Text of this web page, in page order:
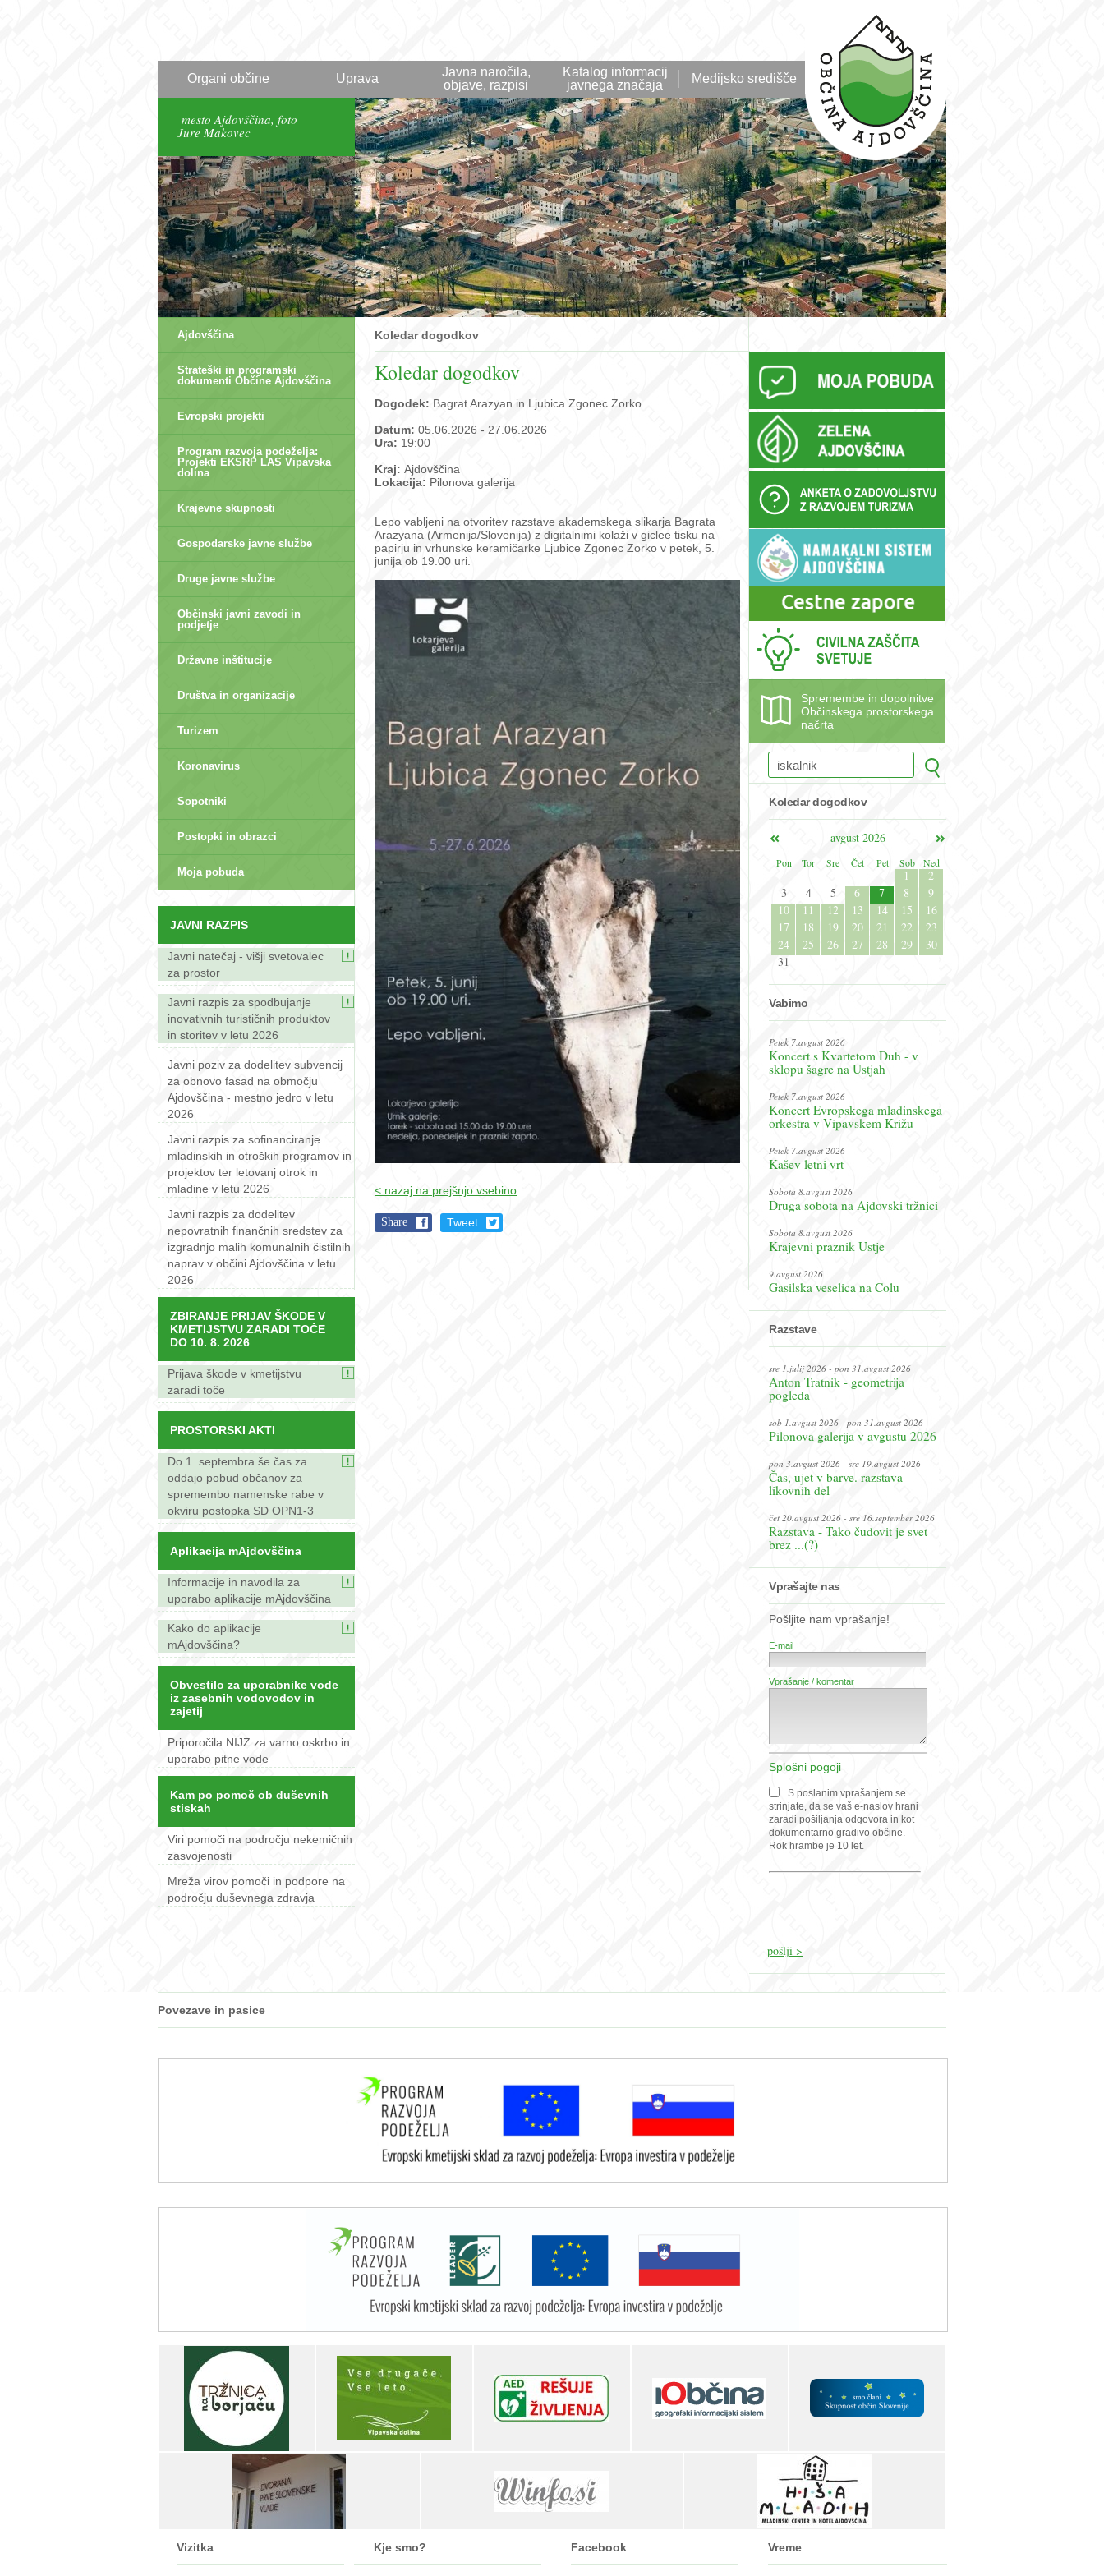
Organi občine Uprava
Javna naročila,
objave, razpisi
Katalog informacij
javnega značaja
Medijsko središče
mesto Ajdovščina, foto
Jure Makovec
Ajdovščina
Strateški in programski
dokumenti Občine Ajdovščina
Evropski projekti
Program razvoja podeželja:
Projekti EKSRP LAS Vipavska
dolina
Krajevne skupnosti
Gospodarske javne službe
Druge javne službe
Občinski javni zavodi in
podjetje
Državne inštitucije
Društva in organizacije
Turizem
Koronavirus
Sopotniki
Postopki in obrazci
Moja pobuda
JAVNI RAZPIS
Javni natečaj - višji svetovalec
za prostor
Javni razpis za spodbujanje
inovativnih turističnih produktov
in storitev v letu 2026
Javni poziv za dodelitev subvencij
za obnovo fasad na območju
Ajdovščina - mestno jedro v letu
2026
Javni razpis za sofinanciranje
mladinskih in otroških programov in
projektov ter letovanj otrok in
mladine v letu 2026
Javni razpis za dodelitev
nepovratnih finančnih sredstev za
izgradnjo malih komunalnih čistilnih
naprav v občini Ajdovščina v letu
2026
ZBIRANJE PRIJAV ŠKODE V
KMETIJSTVU ZARADI TOČE
DO 10. 8. 2026
Prijava škode v kmetijstvu
zaradi toče
PROSTORSKI AKTI
Do 1. septembra še čas za
oddajo pobud občanov za
spremembo namenske rabe v
okviru postopka SD OPN1-3
Aplikacija mAjdovščina
Informacije in navodila za
uporabo aplikacije mAjdovščina
Kako do aplikacije
mAjdovščina?
Obvestilo za uporabnike vode
iz zasebnih vodovodov in
zajetij
Priporočila NIJZ za varno oskrbo in
uporabo pitne vode
Kam po pomoč ob duševnih
stiskah
Viri pomoči na področju nekemičnih
zasvojenosti
Mreža virov pomoči in podpore na
področju duševnega zdravja
Koledar dogodkov
Koledar dogodkov
Dogodek: Bagrat Arazyan in Ljubica Zgonec Zorko
Datum: 05.06.2026 - 27.06.2026
Ura: 19:00
Kraj: Ajdovščina
Lokacija: Pilonova galerija
Lepo vabljeni na otvoritev razstave akademskega slikarja Bagrata
Arazyana (Armenija/Slovenija) z digitalnimi kolaži v giclee tisku na
papirju in vrhunske keramičarke Ljubice Zgonec Zorko v petek, 5.
junija ob 19.00 uri.
< nazaj na prejšnjo vsebino
Share Tweet
Spremembe in dopolnitve
Občinskega prostorskega
načrta
Koledar dogodkov
avgust 2026
Pon
Tor Sre Čet Pet Sob Ned
1
2
3
4 5 6 7 8
9
10
11 12 13 14 15
16
17
18 19 20 21 22
23
24
25 26 27 28 29
30
31
Vabimo
Petek 7.avgust 2026
Koncert s Kvartetom Duh - v
sklopu šagre na Ustjah
Petek 7.avgust 2026
Koncert Evropskega mladinskega
orkestra v Vipavskem Križu
Petek 7.avgust 2026
Kašev letni vrt
Sobota 8.avgust 2026
Druga sobota na Ajdovski tržnici
Sobota 8.avgust 2026
Krajevni praznik Ustje
9.avgust 2026
Gasilska veselica na Colu
Razstave
sre 1.julij 2026 - pon 31.avgust 2026
Anton Tratnik - geometrija
pogleda
sob 1.avgust 2026 - pon 31.avgust 2026
Pilonova galerija v avgustu 2026
pon 3.avgust 2026 - sre 19.avgust 2026
Čas, ujet v barve. razstava
likovnih del
čet 20.avgust 2026 - sre 16.september 2026
Razstava - Tako čudovit je svet
brez ...(?)
Vprašajte nas
Pošljite nam vprašanje!
E-mail
Vprašanje / komentar
Splošni pogoji
S poslanim vprašanjem se
strinjate, da se vaš e-naslov hrani
zaradi pošiljanja odgovora in kot
dokumentarno gradivo občine.
Rok hrambe je 10 let.
Povezave in pasice
Vizitka Kje smo? Facebook Vreme